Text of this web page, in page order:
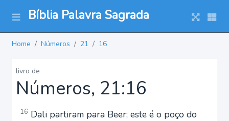
Bíblia Palavra Sagrada
Home Números 21 16
livro de
Números, 21:16
16 Dali partiram para Beer; este é o poço do